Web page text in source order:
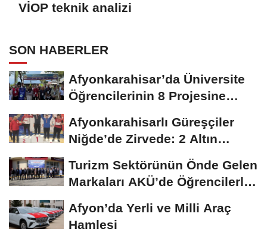
VİOP teknik analizi
SON HABERLER
Afyonkarahisar’da Üniversite
Öğrencilerinin 8 Projesine
Afyonkarahisarlı Güreşçiler
Niğde’de Zirvede: 2 Altın
Turizm Sektörünün Önde Gelen
Markaları AKÜ’de Öğrencilerle
Afyon’da Yerli ve Milli Araç
Hamlesi